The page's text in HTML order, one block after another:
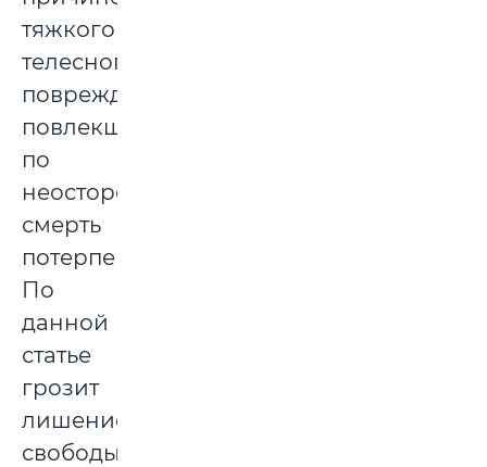
тяжкого
телесного
повреждения,
повлекшее
по
неосторожности
смерть
потерпевшего».
По
данной
статье
грозит
лишение
свободы